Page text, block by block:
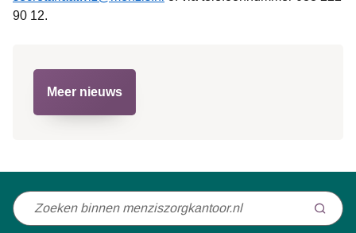
90 12.
Meer nieuws
Niet